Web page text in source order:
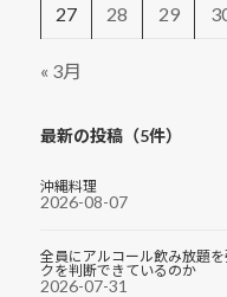
27 28 29
« 3月
最新の投稿（5件）
沖縄料理
2026-08-07
全員にアルコール飲み放題
クを判断できているのか
2026-07-31